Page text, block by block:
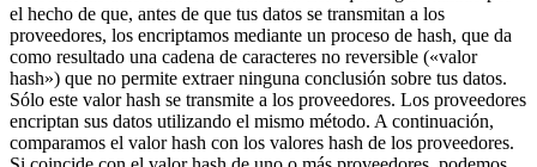
el hecho de que, antes de que tus datos se transmitan a los
proveedores, los encriptamos mediante un proceso de hash, que da
como resultado una cadena de caracteres no reversible («valor
hash») que no permite extraer ninguna conclusión sobre tus datos.
Sólo este valor hash se transmite a los proveedores. Los proveedores
encriptan sus datos utilizando el mismo método. A continuación,
comparamos el valor hash con los valores hash de los proveedores.